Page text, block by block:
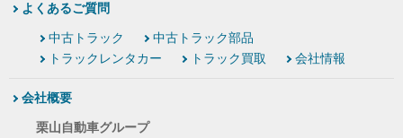
よくあるご質問
中古トラック
中古トラック部品
トラックレンタカー
トラック買取 会社情報
会社概要
栗山自動車グループ